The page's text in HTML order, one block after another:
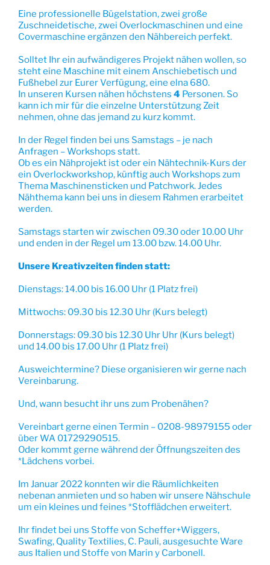
Eine professionelle Bügelstation, zwei große
Zuschneidetische, zwei Overlockmaschinen und eine
Covermaschine ergänzen den Nähbereich perfekt.
Solltet Ihr ein aufwändigeres Projekt nähen wollen, so
steht eine Maschine mit einem Anschiebetisch und
Fußhebel zur Eurer Verfügung, eine elna 680.
In unseren Kursen nähen höchstens 4 Personen. So
kann ich mir für die einzelne Unterstützung Zeit
nehmen, ohne das jemand zu kurz kommt.
In der Regel finden bei uns Samstags – je nach
Anfragen – Workshops statt.
Ob es ein Nähprojekt ist oder ein Nähtechnik-Kurs der
ein Overlockworkshop, künftig auch Workshops zum
Thema Maschinensticken und Patchwork. Jedes
Nähthema kann bei uns in diesem Rahmen erarbeitet
werden.
Samstags starten wir zwischen 09.30 oder 10.00 Uhr
und enden in der Regel um 13.00 bzw. 14.00 Uhr.
Unsere Kreativzeiten finden statt:
Dienstags: 14.00 bis 16.00 Uhr (1 Platz frei)
Mittwochs: 09.30 bis 12.30 Uhr (Kurs belegt)
Donnerstags: 09.30 bis 12.30 Uhr Uhr (Kurs belegt)
und 14.00 bis 17.00 Uhr (1 Platz frei)
Ausweichtermine? Diese organisieren wir gerne nach
Vereinbarung.
Und, wann besucht ihr uns zum Probenähen?
Vereinbart gerne einen Termin – 0208-98979155 oder
über WA 01729290515.
Oder kommt gerne während der Öffnungszeiten des
*Lädchens vorbei.
Im Januar 2022 konnten wir die Räumlichkeiten
nebenan anmieten und so haben wir unsere Nähschule
um ein kleines und feines *Stofflädchen erweitert.
Ihr findet bei uns Stoffe von Scheffer+Wiggers,
Swafing, Quality Textilies, C. Pauli, ausgesuchte Ware
aus Italien und Stoffe von Marin y Carbonell.